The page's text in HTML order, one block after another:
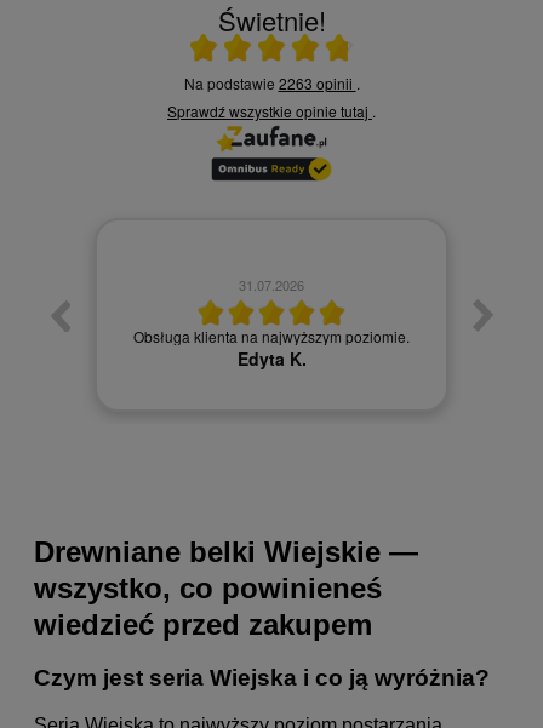
Drewniane belki Wiejskie —
wszystko, co powinieneś
wiedzieć przed zakupem
Czym jest seria Wiejska i co ją wyróżnia?
Świetnie!
Ocena średnia 4.8 na 5
Na podstawie 2263 opinii .
Sprawdź wszystkie opinie tutaj .
31.07.2026
Obsługa klienta na najwyższym poziomie.
Edyta K.